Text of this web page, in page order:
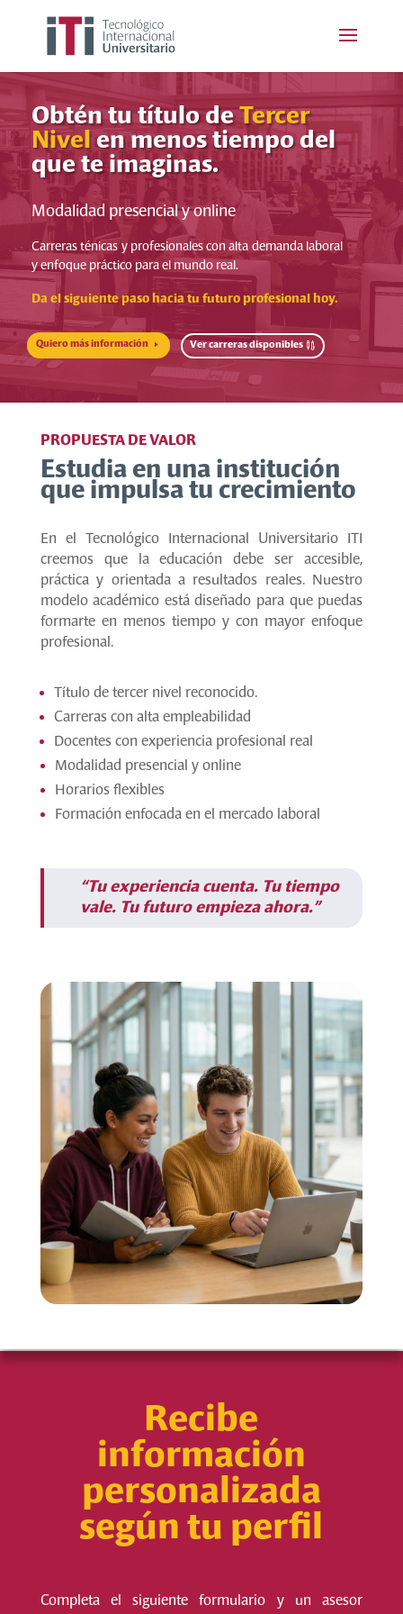
Obtén tu título deTercer
Nivel en menos tiempo del
que te imaginas.
Modalidad presencial y online
Carreras ténicas y profesionales con alta demanda laboral
y enfoque práctico para el mundo real.
Da el siguiente paso hacia tu futuro profesional hoy.
Quiero más información Ver carreras disponibles
PROPUESTA DE VALOR
Estudia en una institución
que impulsa tu crecimiento
En el Tecnológico Internacional Universitario ITI
creemos que la educación debe ser accesible,
práctica y orientada a resultados reales. Nuestro
modelo académico está diseñado para que puedas
formarte en menos tiempo y con mayor enfoque
profesional.
Título de tercer nivel reconocido.
Carreras con alta empleabilidad
Docentes con experiencia profesional real
Modalidad presencial y online
Horarios flexibles
Formación enfocada en el mercado laboral
“Tu experiencia cuenta. Tu tiempo
vale. Tu futuro empieza ahora.”
Recibe
información
personalizada
según tu perfil
Completa el siguiente formulario y un asesor